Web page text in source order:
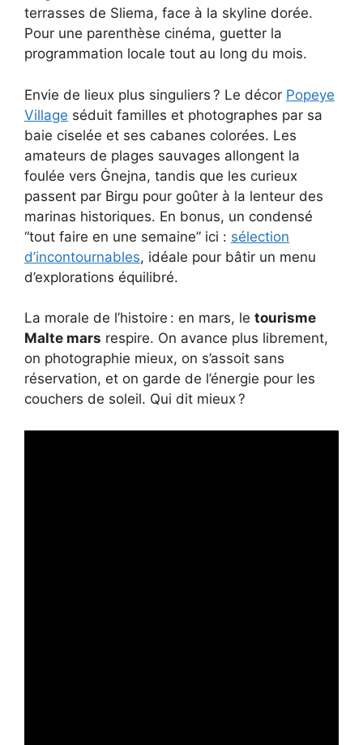
terrasses de Sliema, face à la skyline dorée.
Pour une parenthèse cinéma, guetter la
programmation locale tout au long du mois.
Envie de lieux plus singuliers ? Le décor Popeye
Village séduit familles et photographes par sa
baie ciselée et ses cabanes colorées. Les
amateurs de plages sauvages allongent la
foulée vers Ġnejna, tandis que les curieux
passent par Birgu pour goûter à la lenteur des
marinas historiques. En bonus, un condensé
“tout faire en une semaine” ici : sélection
d’incontournables, idéale pour bâtir un menu
d’explorations équilibré.
La morale de l’histoire : en mars, le tourisme
Malte mars respire. On avance plus librement,
on photographie mieux, on s’assoit sans
réservation, et on garde de l’énergie pour les
couchers de soleil. Qui dit mieux ?